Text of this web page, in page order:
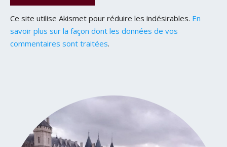
Ce site utilise Akismet pour réduire les indésirables. En
savoir plus sur la façon dont les données de vos
commentaires sont traitées.